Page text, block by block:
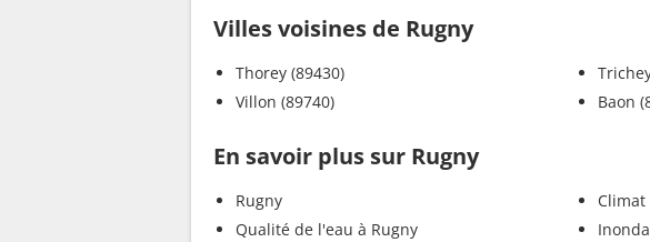
Villes voisines de Rugny
Thorey (89430)
Villon (89740)
Baon
En savoir plus sur Rugny
Rugny
Qualité de l'eau à Rugny